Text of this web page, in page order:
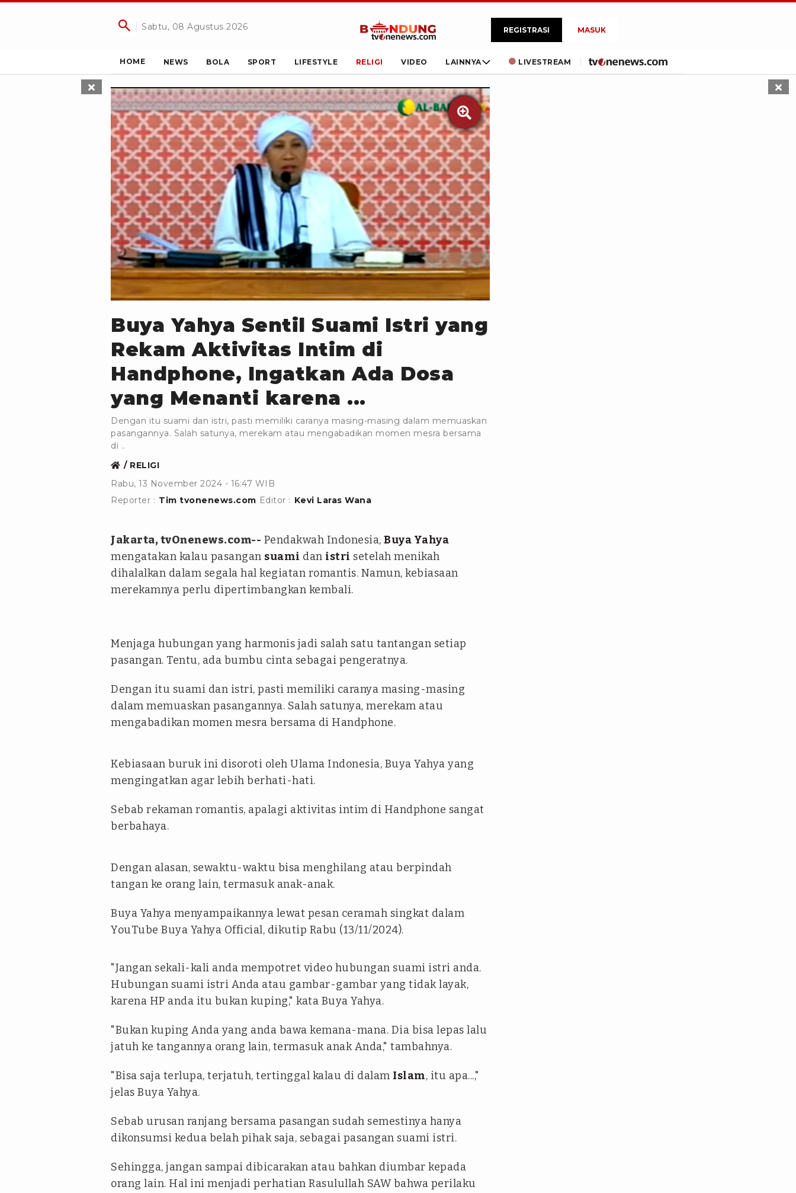
Sabtu, 08 Agustus 2026 REGISTRASI MASUK
HOME NEWS BOLA SPORT LIFESTYLE RELIGI VIDEO LAINNYA LIVESTREAM

Buya Yahya Sentil Suami Istri yang
Rekam Aktivitas Intim di
Handphone, Ingatkan Ada Dosa
yang Menanti karena ...
Dengan itu suami dan istri, pasti memiliki caranya masing-masing dalam memuaskan
pasangannya. Salah satunya, merekam atau mengabadikan momen mesra bersama
di ..
RELIGI
Rabu, 13 November 2024 - 16:47 WIB
Reporter : Tim tvonenews.com Editor : Kevi Laras Wana
Jakarta, tvOnenews.com-- Pendakwah Indonesia, Buya Yahya
mengatakan kalau pasangan suami dan istri setelah menikah
dihalalkan dalam segala hal kegiatan romantis. Namun, kebiasaan
merekamnya perlu dipertimbangkan kembali.
Menjaga hubungan yang harmonis jadi salah satu tantangan setiap
pasangan. Tentu, ada bumbu cinta sebagai pengeratnya.
Dengan itu suami dan istri, pasti memiliki caranya masing-masing
dalam memuaskan pasangannya. Salah satunya, merekam atau
mengabadikan momen mesra bersama di Handphone.
Kebiasaan buruk ini disoroti oleh Ulama Indonesia, Buya Yahya yang
mengingatkan agar lebih berhati-hati.
Sebab rekaman romantis, apalagi aktivitas intim di Handphone sangat
berbahaya.
Dengan alasan, sewaktu-waktu bisa menghilang atau berpindah
tangan ke orang lain, termasuk anak-anak.
Buya Yahya menyampaikannya lewat pesan ceramah singkat dalam
YouTube Buya Yahya Official, dikutip Rabu (13/11/2024).
"Jangan sekali-kali anda mempotret video hubungan suami istri anda.
Hubungan suami istri Anda atau gambar-gambar yang tidak layak,
karena HP anda itu bukan kuping," kata Buya Yahya.
"Bukan kuping Anda yang anda bawa kemana-mana. Dia bisa lepas lalu
jatuh ke tangannya orang lain, termasuk anak Anda," tambahnya.
"Bisa saja terlupa, terjatuh, tertinggal kalau di dalam Islam, itu apa...,"
jelas Buya Yahya.
Sebab urusan ranjang bersama pasangan sudah semestinya hanya
dikonsumsi kedua belah pihak saja, sebagai pasangan suami istri.
Sehingga, jangan sampai dibicarakan atau bahkan diumbar kepada
orang lain. Hal ini menjadi perhatian Rasulullah SAW bahwa perilaku